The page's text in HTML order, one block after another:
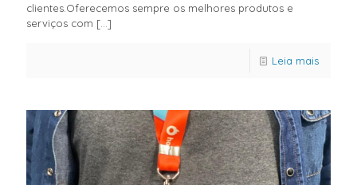
clientes.Oferecemos sempre os melhores produtos e
serviços com […]
Leia mais